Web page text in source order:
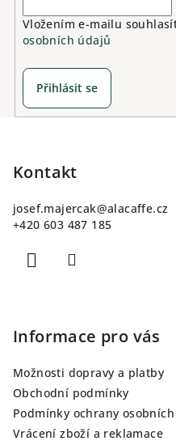
Vložením e-mailu
osobních údajů
Přihlásit se
Kontakt
josef.majercak@alacaffe.cz
+420 603 487 185
Informace pro vás
Možnosti dopravy a platby
Obchodní podmínky
Podmínky ochrany
Vrácení zboží a reklamace